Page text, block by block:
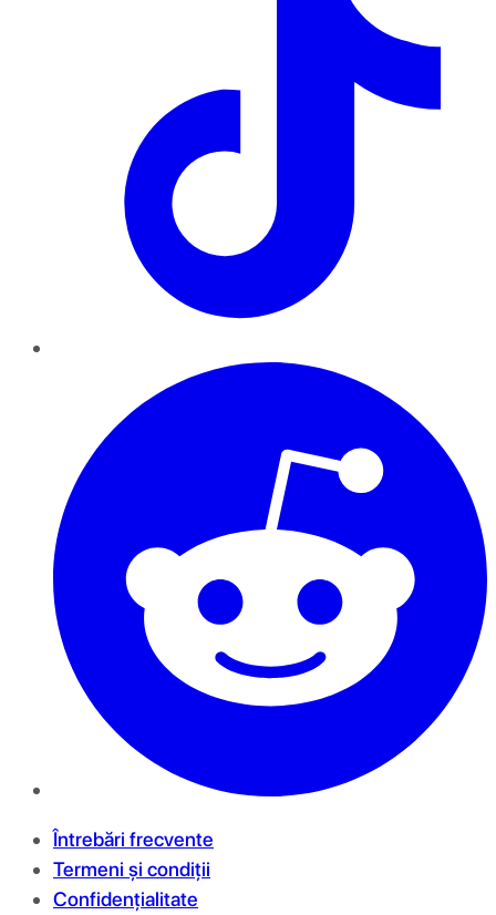
Întrebări frecvente
Termeni și condiții
Confidențialitate